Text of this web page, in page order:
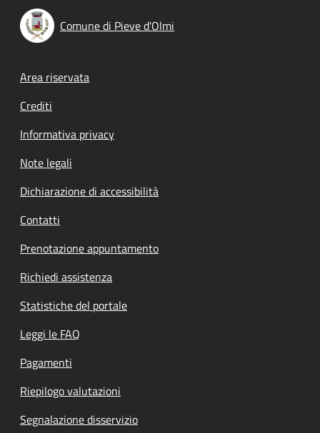
Comune di Pieve d'Olmi
Footer menu
Area riservata
Crediti
Informativa privacy
Note legali
Dichiarazione di accessibilità
Contatti
Prenotazione appuntamento
Richiedi assistenza
Statistiche del portale
Leggi le FAQ
Pagamenti
Riepilogo valutazioni
Segnalazione disservizio